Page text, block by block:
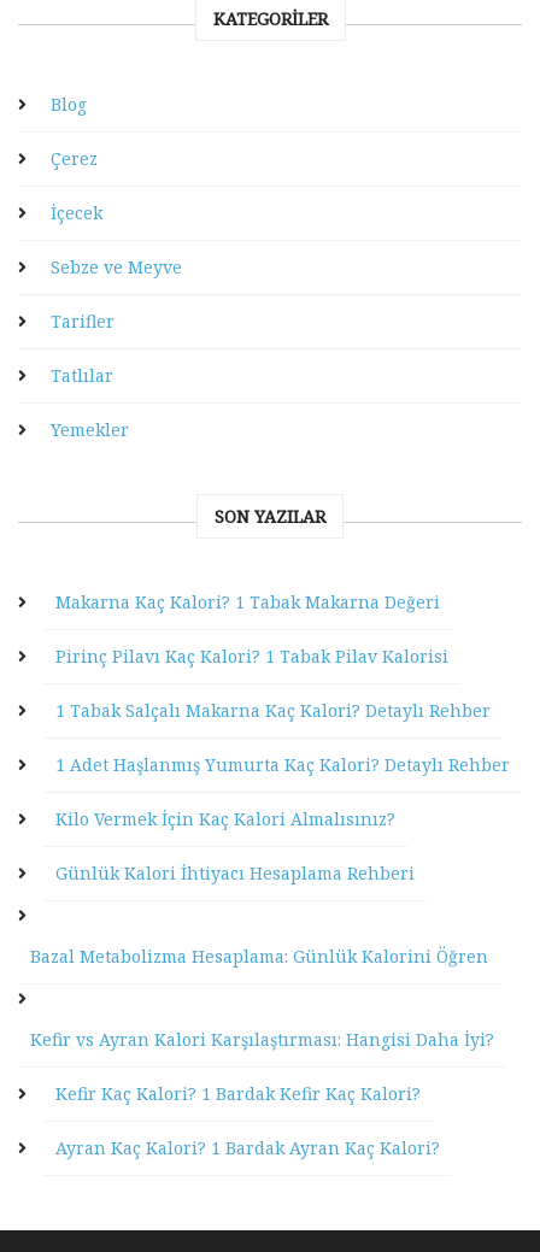
KATEGORILER
Blog
Çerez
İçecek
Sebze ve Meyve
Tarifler
Tatlılar
Yemekler
SON YAZILAR
Makarna Kaç Kalori? 1 Tabak Makarna Değeri
Pirinç Pilavı Kaç Kalori? 1 Tabak Pilav Kalorisi
1 Tabak Salçalı Makarna Kaç Kalori? Detaylı Rehber
1 Adet Haşlanmış Yumurta Kaç Kalori? Detaylı Rehber
Kilo Vermek İçin Kaç Kalori Almalısınız?
Günlük Kalori İhtiyacı Hesaplama Rehberi
Bazal Metabolizma Hesaplama: Günlük Kalorini Öğren
Kefir vs Ayran Kalori Karşılaştırması: Hangisi Daha İyi?
Kefir Kaç Kalori? 1 Bardak Kefir Kaç Kalori?
Ayran Kaç Kalori? 1 Bardak Ayran Kaç Kalori?